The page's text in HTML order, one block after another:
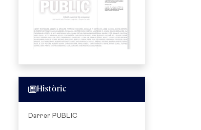
Històric
Darrer PUBLIC